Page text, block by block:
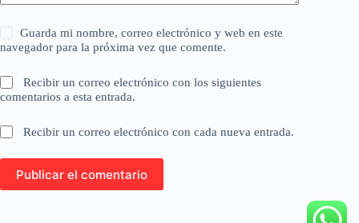
Guarda mi nombre, correo electrónico y web en este
navegador para la próxima vez que comente.
Recibir un correo electrónico con los siguientes
comentarios a esta entrada.
Recibir un correo electrónico con cada nueva entrada.
Publicar el comentario